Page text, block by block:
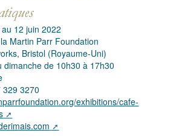
12 juin 2022
Martin Parr Foundation
Bristol (Royaume-Uni)
dimanche de 10h30 à 17h30
329 3270
exhibitions/cafe-